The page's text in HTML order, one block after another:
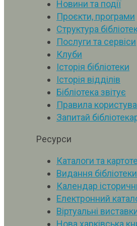
Новини та події
Проєкти, програми
Структура
Послуги та сервіси
Клуби
Історія бібліотеки
Історія відділів
Бібліотека звітує
Правила
Запитай
Ресурси
Каталоги та
Видання бібліотеки
Календар
Електронний
Віртуальні
Нова харківська